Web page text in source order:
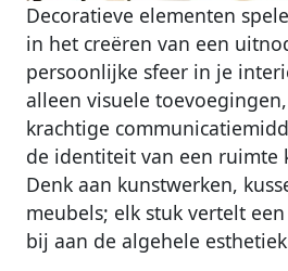
Decoratieve elementen
in het creëren van een
persoonlijke sfeer in je
alleen visuele
krachtige
de identiteit van een ruimte
Denk aan kunstwerken,
meubels; elk stuk vertelt
bij aan de algehele